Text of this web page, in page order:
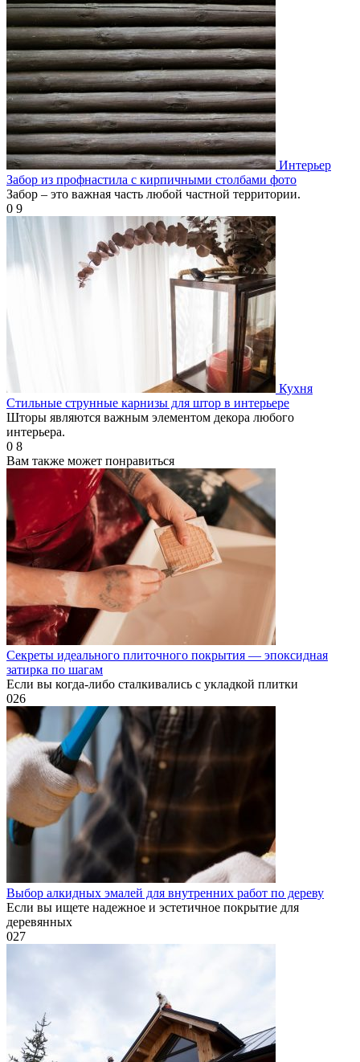
Интерьер
Забор из профнастила с кирпичными столбами фото
Забор – это важная часть любой частной территории.
0 9
Кухня
Стильные струнные карнизы для штор в интерьере
Шторы являются важным элементом декора любого
интерьера.
0 8
Вам также может понравиться
Секреты идеального плиточного покрытия — эпоксидная
затирка по шагам
Если вы когда-либо сталкивались с укладкой плитки
026
Выбор алкидных эмалей для внутренних работ по дереву
Если вы ищете надежное и эстетичное покрытие для
деревянных
027